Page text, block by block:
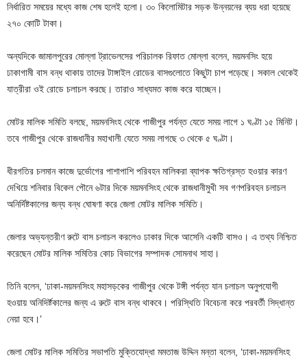
নির্ধারিত সময়ের মধ্যে কাজ শেষ হলেই হলো। ৩০ কিলোমিটার সড়ক উন্নয়নের ব্যয় ধরা হয়েছে
২৭০ কোটি টাকা।
অন্যদিকে জামালপুরের মোল্লা ট্রাভেলসের পরিচালক রিফাত মোল্লা বলেন, ময়মনসিং হয়ে
ঢাকাগামী বাস বন্ধ থাকায় তাদের টাঙ্গাইল রোডের বাসগুলোতে কিছুটা চাপ পড়েছে। সকাল থেকেই
যাত্রীরা ওই রোডে চলাচল করছে। তারাও সাধ্যমত কাজ করে যাচ্ছেন।
মোটর মালিক সমিতি বলছে, ময়মনসিংহ থেকে গাজীপুর পর্যন্ত যেতে সময় লাগে ১ ঘণ্টা ১৫ মিনিট।
তবে গাজীপুর থেকে রাজধানীর মহাখালী যেতে সময় লাগছে ৩ থেকে ৫ ঘণ্টা।
ধীরগতির চলমান কাজে দুর্ভোগের পাশাপাশি পরিবহন মালিকরা ব্যাপক ক্ষতিগ্রস্ত হওয়ার কারণ
দেখিয়ে শনিবার বিকেল পৌনে ৬টার দিকে ময়মনসিংহ থেকে রাজধানীমুখী সব গণপরিবহন চলাচল
অনির্দিষ্টকালের জন্য বন্ধ ঘোষণা করে জেলা মোটর মালিক সমিতি।
জেলার অভ্যন্তরীণ রুটে বাস চলাচল করলেও ঢাকার দিকে আসেনি একটি বাসও। এ তথ্য নিশ্চিত
করেছেন মোটর মালিক সমিতির কোচ বিভাগের সম্পাদক সোমনাথ সাহা।
তিনি বলেন, ‘ঢাকা-ময়মনসিংহ মহাসড়কের গাজীপুর থেকে টঙ্গী পর্যন্ত যান চলাচল অনুপযোগী
হওয়ায় অনিদির্ষ্টকালের জন্য এ রুটে বাস বন্ধ থাকবে। পরিস্থিতি বিবেচনা করে পরবর্তী সিদ্ধান্ত
নেয়া হবে।’
জেলা মোটর মালিক সমিতির সভাপতি মুক্তিযোদ্ধা মমতাজ উদ্দিন মন্তা বলেন, ‘ঢাকা-ময়মনসিংহ